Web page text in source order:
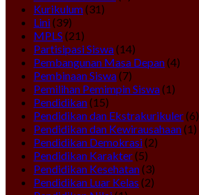
Kurikulum(31)
Lini(39)
MPLS (21)
Partisipasi Siswa(14)
Pembangunan Masa Depan(4)
Pembinaan Siswa(7)
Pemilihan Pemimpin Siswa(1)
Pendidikan(15)
Pendidikan dan Ekstrakurikuler(6)
Pendidikan dan Kewirausahaan(1)
Pendidikan Demokrasi(2)
Pendidikan Karakter(5)
Pendidikan Kesehatan(3)
Pendidikan Luar Kelas (2)